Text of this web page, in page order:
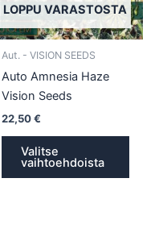
LOPPU VARASTOSTA
Aut. - VISION SEEDS
Auto Amnesia Haze
Vision Seeds
22,50€
Valitse
vaihtoehdoista
tehdä